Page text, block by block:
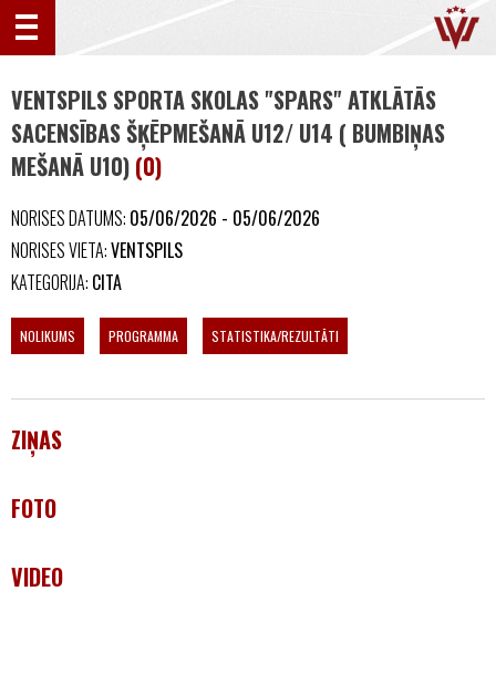
VENTSPILS SPORTA SKOLAS "SPARS" ATKLĀTĀS
SACENSĪBAS ŠĶĒPMEŠANĀ U12/ U14 ( BUMBIŅAS
MEŠANĀ U10) (0)
NORISES DATUMS: 05/06/2026 - 05/06/2026
NORISES VIETA:VENTSPILS
KATEGORIJA: CITA
NOLIKUMS PROGRAMMA STATISTIKA/REZULTĀTI
ZIŅAS
FOTO
VIDEO